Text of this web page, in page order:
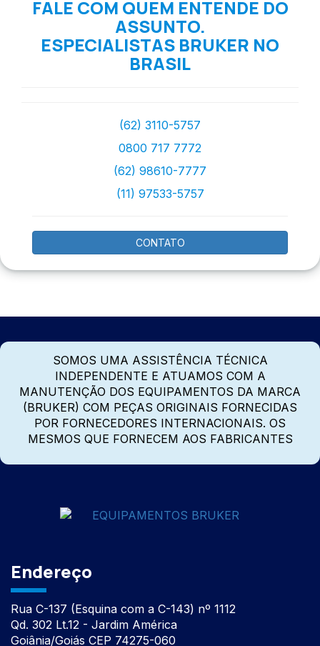
FALE COM QUEM ENTENDE DO
ASSUNTO.
ESPECIALISTAS BRUKER NO
BRASIL
(62) 3110-5757
0800 717 7772
(62) 98610-7777
(11) 97533-5757
CONTATO
SOMOS UMA ASSISTÊNCIA TÉCNICA
INDEPENDENTE E ATUAMOS COM A
MANUTENÇÃO DOS EQUIPAMENTOS DA MARCA
(BRUKER) COM PEÇAS ORIGINAIS FORNECIDAS
POR FORNECEDORES INTERNACIONAIS. OS
MESMOS QUE FORNECEM AOS FABRICANTES
Endereço
Rua C-137 (Esquina com a C-143) nº 1112
Qd. 302 Lt.12 - Jardim América
Goiânia/Goiás CEP 74275-060